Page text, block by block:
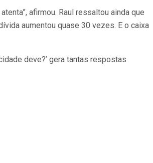
afirmou. Raul ressaltou ainda que
aumentou quase 30 vezes. E o caixa
deve?’ gera tantas respostas